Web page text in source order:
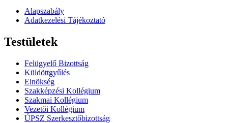
Alapszabály
Adatkezelési Tájékoztató
Testületek
Felügyelő Bizottság
Küldöttgyűlés
Elnökség
Szakképzési Kollégium
Szakmai Kollégium
Vezetői Kollégium
ÚPSZ Szerkesztőbizottság